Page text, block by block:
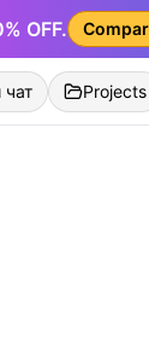
OFF.
Projects